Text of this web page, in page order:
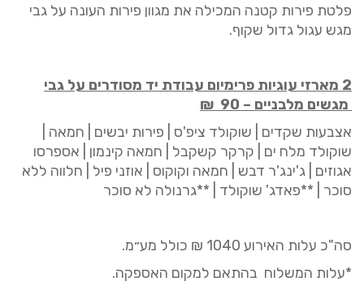
פלטת פירות קטנה המכילה את מגוון פירות העונה על גבי
מגש עגול גדול שקוף.
2 מארזי עוגיות פרימיום עבודת יד מסודרים על גבי
מגשים מלבניים – 90
₪
אצבעות שקדים | שוקולד ציפ'ס | פירות יבשים | חמאה |
שוקולד מלח ים | קרקר קשקבל | חמאה קינמון | אספרסו
אגוזים | ג'ינג'ר דבש | חמאה וקוקוס | אוזני פיל | חלווה ללא
סוכר | **פאדג' שוקולד | **גרנולה לא סוכר
סה"כ עלות האירוע 1040
₪ כולל מע״מ.
*עלות המשלוח בהתאם למקום האספקה.